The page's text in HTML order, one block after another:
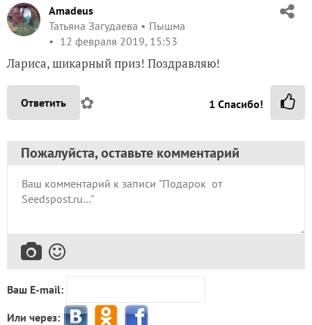
Amadeus
Татьяна Загудаева
Пышма
12 февраля 2019, 15:53
Лариса, шикарный приз! Поздравляю!
Ответить ✿ 1 Спасибо!
Пожалуйста, оставьте комментарий
Ваш E-mail:
Или через: